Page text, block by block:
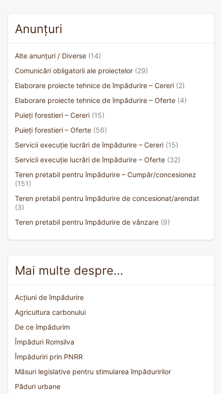
Anunțuri
Alte anunțuri / Diverse (14)
Comunicări obligatorii ale proiectelor (29)
Elaborare proiecte tehnice de împădurire – Cereri (2)
Elaborare proiecte tehnice de împădurire – Oferte (4)
Puieți forestieri – Cereri (15)
Puieți forestieri – Oferte (56)
Servicii execuție lucrări de împădurire – Cereri (15)
Servicii execuție lucrări de împădurire – Oferte (32)
Teren pretabil pentru împădurire – Cumpăr/concesionez
(151)
Teren pretabil pentru împădurire de concesionat/arendat
(3)
Teren pretabil pentru împădurire de vânzare (9)
Mai multe despre…
Acțiuni de împădurire
Agricultura carbonului
De ce împădurim
Împăduri Romsilva
Împăduriri prin PNRR
Măsuri legislative pentru stimularea împăduririlor
Păduri urbane